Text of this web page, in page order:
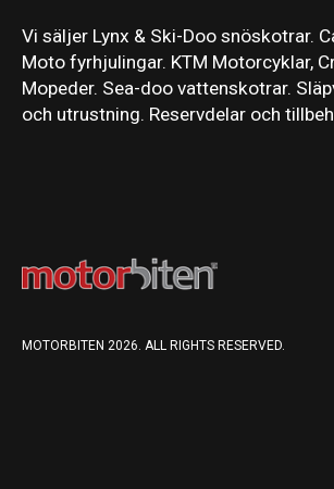
Vi säljer Lynx & Ski-Doo snöskotrar.
Moto fyrhjulingar. KTM Motorcyklar,
Mopeder. Sea-doo vattenskotrar.
och utrustning. Reservdelar och
MOTORBITEN 2026. ALL RIGHTS RESERVED.